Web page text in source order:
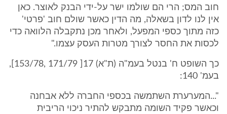
חוב המס; הרי הם שולמו ישר על-ידי הבנק לאוצר. כאן
אין לנו לדון בשאלה, מה הדין כאשר שולם חוב 'פרטי'
כזה מתוך כספי המפעל, ולאחר מכן נתקבלה הלוואה כדי
לכסות את החסר לצורך מטרות העסק עצמו."
כך השופט ח' בנטל בעמ"ה (ת"א) 17[ 171/79 ,153/78],
בעמ' 140:
"...המערערת השתמשה בכספי החברה ללא אבחנה
וכאשר פקיד השומה מתבקש להתיר ניכוי הריבית